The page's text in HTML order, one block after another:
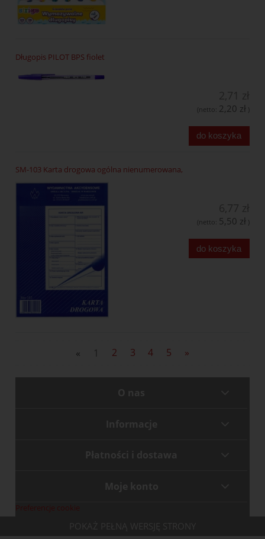
Długopis PILOT BPS fiolet
(netto: 2,20 zł )
do koszyka
SM-103 Karta drogowa ogólna nienumerowana,
(netto: 5,50 zł )
do koszyka
« 1 2 3 4 5 »